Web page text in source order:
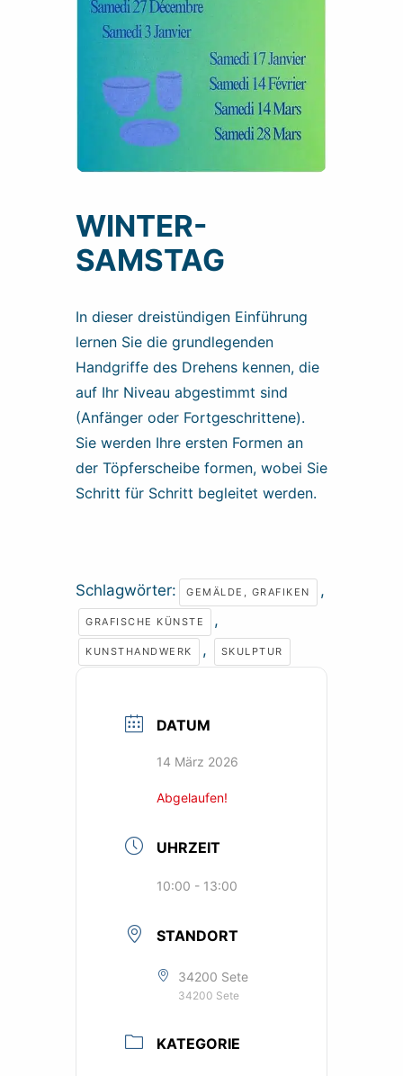
WINTER-
SAMSTAG
In dieser dreistündigen Einführung
lernen Sie die grundlegenden
Handgriffe des Drehens kennen, die
auf Ihr Niveau abgestimmt sind
(Anfänger oder Fortgeschrittene).
Sie werden Ihre ersten Formen an
der Töpferscheibe formen, wobei Sie
Schritt für Schritt begleitet werden.
Schlagwörter: GEMÄLDE, GRAFIKEN ,
GRAFISCHE KÜNSTE ,
KUNSTHANDWERK , SKULPTUR
DATUM
14 März 2026
Abgelaufen!
UHRZEIT
10:00 - 13:00
STANDORT
34200 Sete
34200 Sete
KATEGORIE